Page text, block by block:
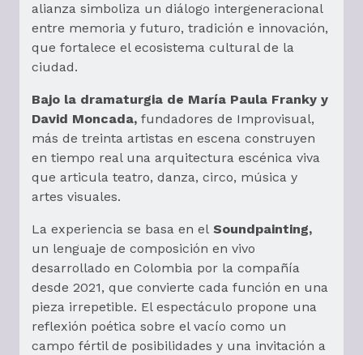
alianza simboliza un diálogo intergeneracional
entre memoria y futuro, tradición e innovación,
que fortalece el ecosistema cultural de la
ciudad.
Bajo la dramaturgia de María Paula Franky y
David Moncada, fundadores de Improvisual,
más de treinta artistas en escena construyen
en tiempo real una arquitectura escénica viva
que articula teatro, danza, circo, música y
artes visuales.
La experiencia se basa en el Soundpainting,
un lenguaje de composición en vivo
desarrollado en Colombia por la compañía
desde 2021, que convierte cada función en una
pieza irrepetible. El espectáculo propone una
reflexión poética sobre el vacío como un
campo fértil de posibilidades y una invitación a